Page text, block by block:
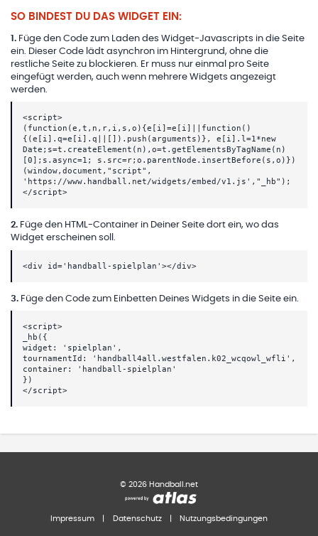
SO BINDEST DU DAS WIDGET EIN:
1 . Füge den Code zum Laden des Widget-Javascripts in die Seite
ein. Dieser Code lädt asynchron im Hintergrund, ohne die
restliche Seite zu blockieren. Er muss nur einmal pro Seite
eingefügt werden, auch wenn mehrere Widgets angezeigt
werden.
<script>
(function(e,t,n,r,i,s,o){e[i]=e[i]||function()
{(e[i].q=e[i].q||[]).push(arguments)}, e[i].l=1*new
Date;s=t.createElement(n),o=t.getElementsByTagName(n)
[0];s.async=1; s.src=r;o.parentNode.insertBefore(s,o)})
(window,document,"script",
'https://www.handball.net/widgets/embed/v1.js',"_hb");
</script>
2. Füge den HTML-Container in Deiner Seite dort ein, wo das
Widget erscheinen soll.
<div id='handball-spielplan'></div>
3. Füge den Code zum Einbetten Deines Widgets in die Seite ein.
<script>
_hb({
widget: 'spielplan',
tournamentId: 'handball4all.westfalen.k02_wcqowl_wfli',
container: 'handball-spielplan'
})
</script>
© 2026 Handball.net
Impressum Datenschutz Nutzungsbedingungen